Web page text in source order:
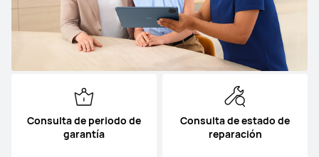
Consulta de periodo de
garantía
Consulta de estado de
reparación